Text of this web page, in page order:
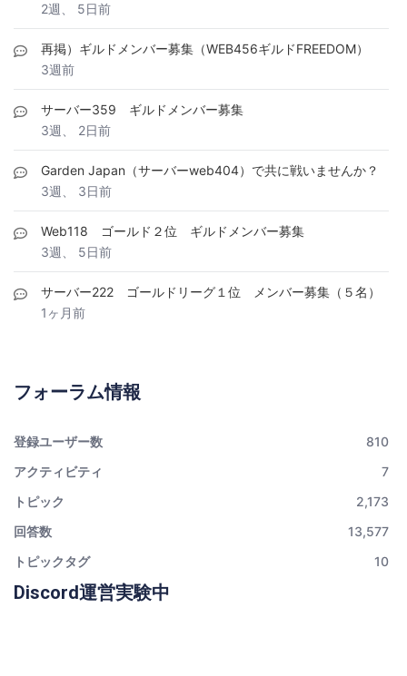
2週、 5日前
再掲）ギルドメンバー募集（WEB456ギルドFREEDOM）
3週前
サーバー359 ギルドメンバー募集
3週、 2日前
Garden Japan（サーバーweb404）で共に戦いませんか？
3週、 3日前
Web118 ゴールド２位 ギルドメンバー募集
3週、 5日前
サーバー222 ゴールドリーグ１位 メンバー募集（５名）
1ヶ月前
フォーラム情報
登録ユーザー数
810
アクティビティ
7
トピック
2,173
回答数
13,577
トピックタグ
10
Discord運営実験中